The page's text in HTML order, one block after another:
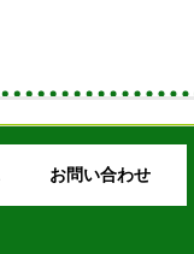
お問い合わせ